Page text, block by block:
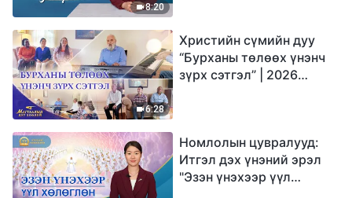
8:20
6:28
Христийн сүмийн дуу
“Бурханы төлөөх үнэнч
зүрх сэтгэл” | 2026
Номлолын цувралууд:
Итгэл дэх үнэний эрэл
"Эзэн үнэхээр үүл